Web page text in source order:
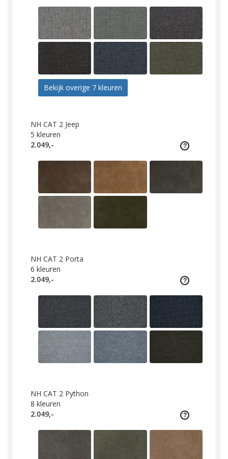
Bekijk overige 7 kleuren
NH CAT 2 Jeep
5 kleuren
2.049,-
NH CAT 2 Porta
6 kleuren
2.049,-
NH CAT 2 Python
8 kleuren
2.049,-